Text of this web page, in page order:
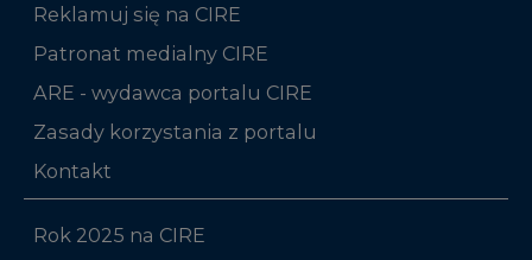
Reklamuj się na CIRE
Patronat medialny CIRE
ARE - wydawca portalu CIRE
Zasady korzystania z portalu
Kontakt
Rok 2025 na CIRE